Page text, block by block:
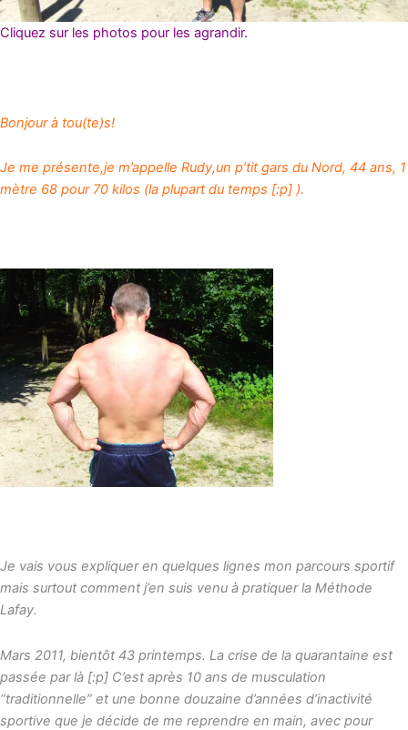
Cliquez sur les photos pour les agrandir.
Bonjour à tou(te)s!
Je me présente,je m’appelle Rudy,un p’tit gars du Nord, 44 ans, 1
mètre 68 pour 70 kilos (la plupart du temps [:p] ).
Je vais vous expliquer en quelques lignes mon parcours sportif
mais surtout comment j’en suis venu à pratiquer la Méthode
Lafay.
Mars 2011, bientôt 43 printemps. La crise de la quarantaine est
passée par là [:p] C’est après 10 ans de musculation
“traditionnelle” et une bonne douzaine d’années d’inactivité
sportive que je décide de me reprendre en main, avec pour